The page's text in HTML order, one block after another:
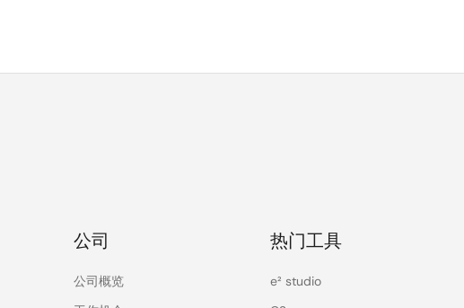
公司
公司概览
热门工具
e² studio